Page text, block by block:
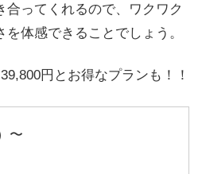
合ってくれるので、ワクワク
体感できることでしょう。
円とお得なプランも！！
〜